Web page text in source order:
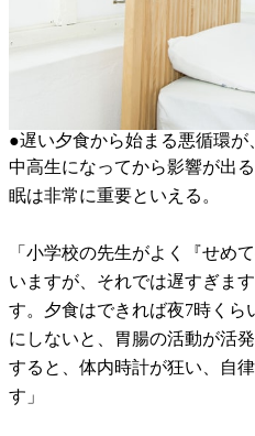
●遅い夕食から始まる悪循環が
中高生になってから影響が出
眠は非常に重要といえる。
「小学校の先生がよく『せめ
いますが、それでは遅すぎま
す。夕食はできれば夜7時くら
にしないと、胃腸の活動が活
すると、体内時計が狂い、自
す」